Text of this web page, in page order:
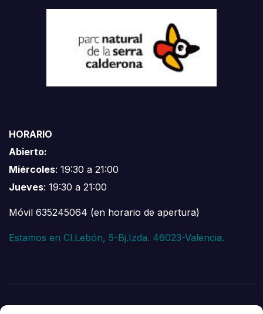
HORARIO
Abierto:
Miércoles: 19:30 a 21:00
Jueves: 19:30 a 21:00
Móvil 635245064 (en horario de apertura)
Estamos en Cl.Lebón, 5-Bj.Izda. 46023-Valencia.